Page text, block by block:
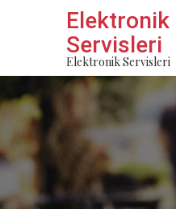
Elektronik
Servisleri
Elektronik Servisleri